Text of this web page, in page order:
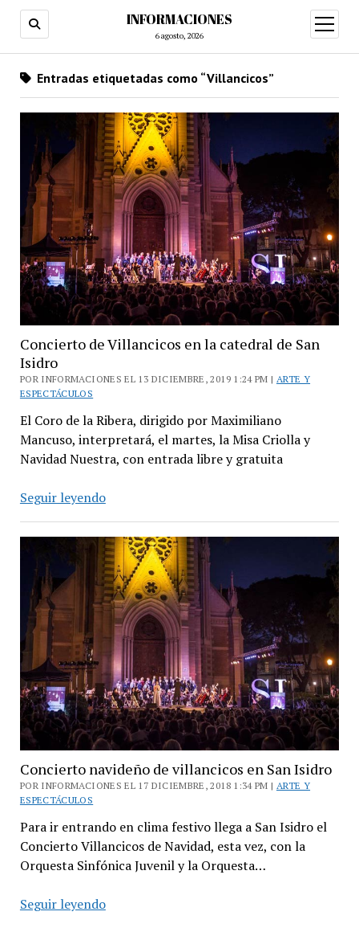
INFORMACIONES
6 agosto, 2026
abrir
menú
Entradas etiquetadas como “Villancicos”
Concierto de Villancicos en la catedral de San
Isidro
POR INFORMACIONES EL 13 DICIEMBRE, 2019 1:24 PM | ARTE Y
ESPECTÁCULOS
El Coro de la Ribera, dirigido por Maximiliano
Mancuso, interpretará, el martes, la Misa Criolla y
Navidad Nuestra, con entrada libre y gratuita
Seguir leyendoConcierto
Villancicos
en
la
catedral
de
San
Isidro
Concierto navideño de villancicos en San Isidro
POR INFORMACIONES EL 17 DICIEMBRE, 2018 1:34 PM | ARTE Y
ESPECTÁCULOS
Para ir entrando en clima festivo llega a San Isidro el
Concierto Villancicos de Navidad, esta vez, con la
Orquesta Sinfónica Juvenil y la Orquesta…
Seguir leyendoConcierto